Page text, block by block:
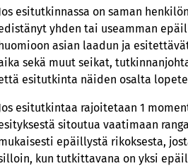
esitutkinnassa on saman
yhden tai useamman
asian laadun ja
sekä muut seikat,
esitutkinta näiden osalta
esitutkintaa rajoitetaan 1
sitoutua vaatimaan
epäillystä rikoksesta,
kun tutkittavana on yksi